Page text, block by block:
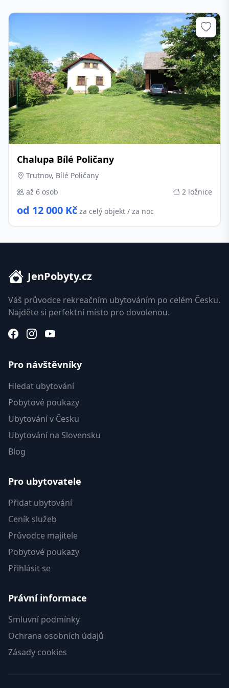
Chalupa Bílé Poličany
Trutnov, Bílé Poličany
až 6 osob
2 ložnice
od 12 000 Kč za celý objekt / za noc
JenPobyty.cz
Váš průvodce rekreačním ubytováním po celém Česku.
Najděte si perfektní místo pro dovolenou.
Pro návštěvníky
Hledat ubytování
Pobytové poukazy
Ubytování v Česku
Ubytování na Slovensku
Blog
Pro ubytovatele
Přidat ubytování
Ceník služeb
Průvodce majitele
Pobytové poukazy
Přihlásit se
Právní informace
Smluvní podmínky
Ochrana osobních údajů
Zásady cookies